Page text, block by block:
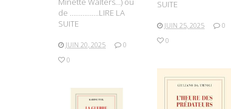
SUITE
JUIN 25, 2025
0
0
de …………….LIRE LA
SUITE
JUIN 20, 2025
0
0